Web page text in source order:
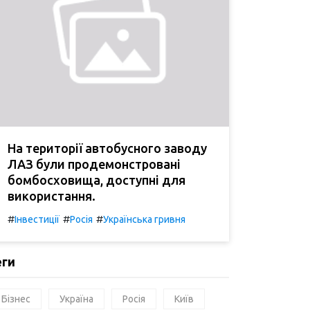
На території автобусного заводу
ЛАЗ були продемонстровані
бомбосховища, доступні для
використання.
#Інвестиції #Росія #Українська гривня
Бізнес Україна Росія Київ